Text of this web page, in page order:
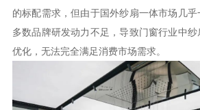
的标配需求，但由于国外纱扇一体市场几
多数品牌研发动力不足，导致门窗行业中
优化，无法完全满足消费市场需求。